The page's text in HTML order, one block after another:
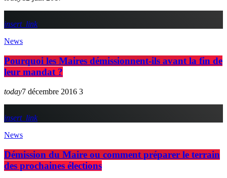
insert_link
News
Pourquoi les Maires démissionnent-ils avant la fin de
leur mandat ?
today7 décembre 2016 3
insert_link
News
Démission du Maire ou comment préparer le terrain
des prochaines élections